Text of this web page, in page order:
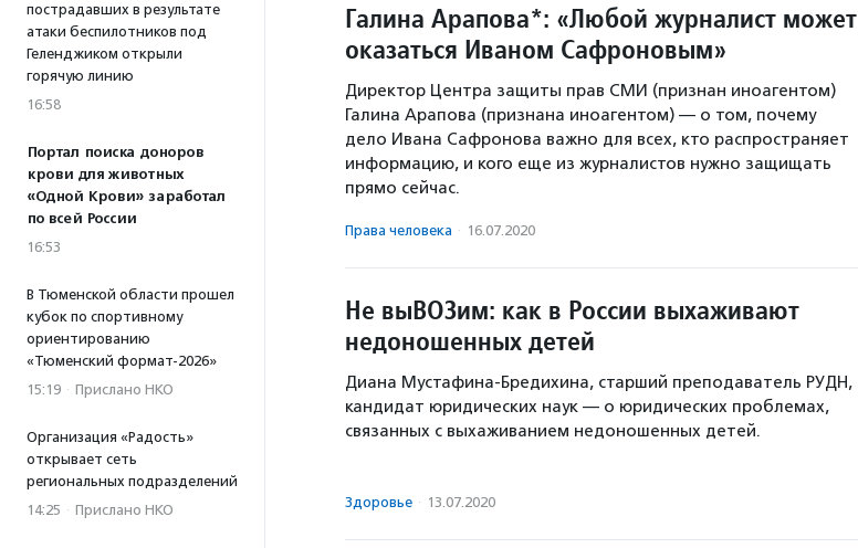
пострадавших в результате
атаки беспилотников под
Геленджиком открыли
горячую линию
16:58
Портал поиска доноров
крови для животных
«Одной Крови» заработал
по всей России
16:53
В Тюменской области прошел
кубок по спортивному
ориентированию
«Тюменский формат-2026»
15:19 · Прислано НКО
Организация «Радость»
открывает сеть
региональных подразделений
14:25 · Прислано НКО
Галина Арапова*: «Любой журналист может
оказаться Иваном Сафроновым»
Директор Центра защиты прав СМИ (признан иноагентом)
Галина Арапова (признана иноагентом) — о том, почему
дело Ивана Сафронова важно для всех, кто распространяет
информацию, и кого еще из журналистов нужно защищать
прямо сейчас.
Права человека · 16.07.2020
Не выВОЗим: как в России выхаживают
недоношенных детей
Диана Мустафина-Бредихина, старший преподаватель РУДН,
кандидат юридических наук — о юридических проблемах,
связанных с выхаживанием недоношенных детей.
Здоровье · 13.07.2020